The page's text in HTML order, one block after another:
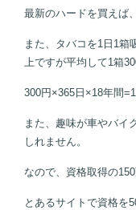
最新のハードを買えば
また、タバコを1日1箱
上ですが平均して1箱
300円 ×365 日 ×18年間
また、趣味が車やバイ
しれません。
なので、資格取得の150
とあるサイトで資格を